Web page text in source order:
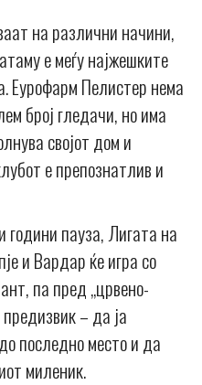
на различни начини,
е меѓу најжешките
Еурофарм Пелистер нема
број гледачи, но има
својот дом и
е препознатлив и
години пауза, Лигата на
и Вардар ќе игра со
па пред „црвено-
– да ја
последно место и да
миленик.